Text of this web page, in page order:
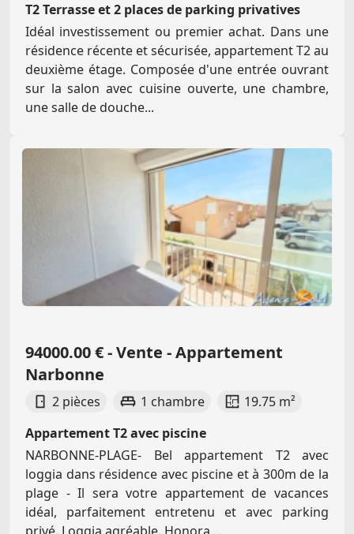
T2 Terrasse et 2 places de parking privatives
Idéal investissement ou premier achat. Dans une
résidence récente et sécurisée, appartement T2 au
deuxième étage. Composée d'une entrée ouvrant
sur la salon avec cuisine ouverte, une chambre,
une salle de douche...
94000.00 € - Vente - Appartement
Narbonne
2 pièces 1 chambre
19.75 m²
Appartement T2 avec piscine
NARBONNE-PLAGE- Bel appartement T2 avec
loggia dans résidence avec piscine et à 300m de la
plage - Il sera votre appartement de vacances
idéal, parfaitement entretenu et avec parking